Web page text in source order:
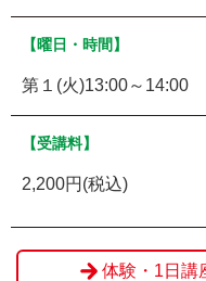
【曜日・時間】
第１(火)13:00～14:00
【受講料】
2,200円(税込)
体験・1日講